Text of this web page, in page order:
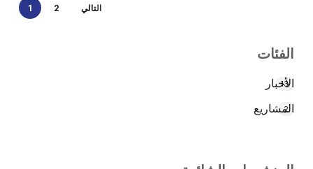
1 2 التالي
الفئات
الأخبار
13
المشاريع
2